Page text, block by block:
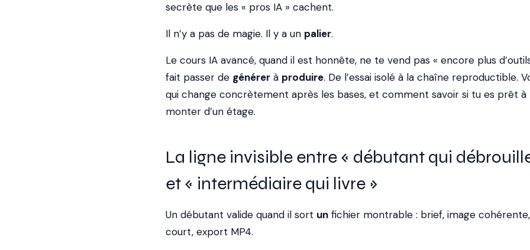
secrète que les « pros IA » cachent.
Il n’y a pas de magie. Il y a un palier.
Le cours IA avancé, quand il est honnête, ne te vend pas « encore plus
fait passer de générer à produire. De l’essai isolé à la chaîne reproductible.
qui change concrètement après les bases, et comment savoir si tu es prêt à
monter d’un étage.
La ligne invisible entre « débutant qui
et « intermédiaire qui livre »
Un débutant valide quand il sort un fichier montrable : brief, image
court, export MP4.